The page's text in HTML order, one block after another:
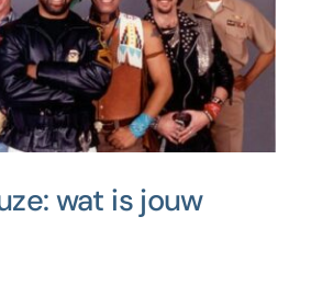
wat is jouw